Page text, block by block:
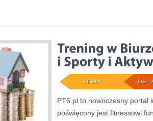
LIS -
ADMIN
PT6.pl to nowoczesny portal
poświęcony jest fitnessowi